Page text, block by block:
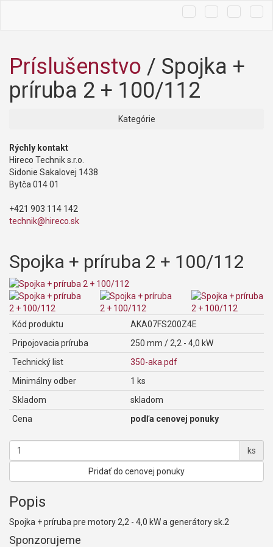
Košík
Hľadať
Príslušenstvo / Spojka +
príruba 2 + 100/112
Kategórie
Rýchly kontakt
Hireco Technik s.r.o.
Sidonie Sakalovej 1438
Bytča 014 01
+421 903 114 142
technik@hireco.sk
Spojka + príruba 2 + 100/112
Kód produktu
AKA07FS200Z4E
Pripojovacia príruba
250 mm / 2,2 - 4,0 kW
Technický list
350-aka.pdf
Minimálny odber
1 ks
Skladom
skladom
Cena
podľa cenovej ponuky
ks
Pridať do cenovej ponuky
Popis
Spojka + príruba pre motory 2,2 - 4,0 kW a generátory sk.2
Sponzorujeme